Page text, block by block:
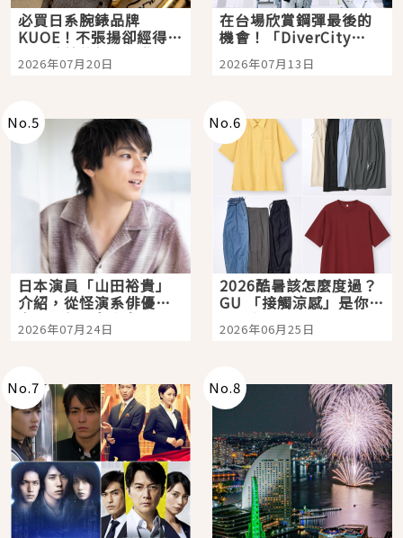
必買日系腕錶品牌
KUOE！不張揚卻經得起
時間洗鍊的經典之作五
選
2026年07月20日
在台場欣賞鋼彈最後的
機會！「DiverCity
Tokyo Plaza」搭船、
購物、美食及夜景，一
2026年07月13日
No.5
日本演員「山田裕貴」
介紹，從怪演系俳優走
向國民級日劇主角
2026年07月24日
No.6
2026酷暑該怎麼度過？
GU 「接觸涼感」是你的
夏日救星
2026年06月25日
No.7 No.8